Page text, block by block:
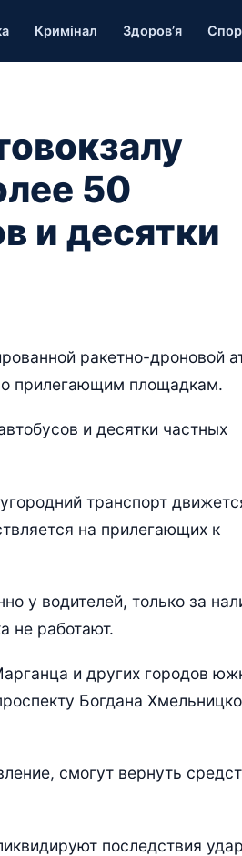
Кримінал Здоров’я
50
и десятки
ракетно-дроновой
прилегающим площадкам.
и десятки частных
транспорт
на прилегающих к
у водителей, только за
не работают.
и других городов
Богдана
смогут вернуть
последствия